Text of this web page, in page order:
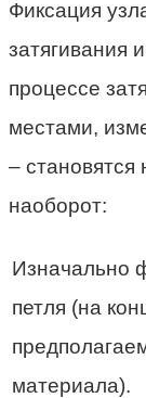
Фиксация
затягивания
процессе
местами,
–
наоборот:
Изначально
петля (на
материала).